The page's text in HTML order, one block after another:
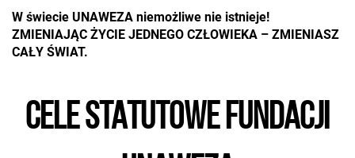
W świecie UNAWEZA niemożliwe nie istnieje!
ZMIENIAJĄC ŻYCIE JEDNEGO CZŁOWIEKA – ZMIENIASZ
CAŁY ŚWIAT.
CELE STATUTOWE FUNDACJI